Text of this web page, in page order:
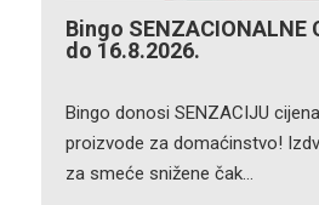
Bingo SENZACIONALNE
do 16.8.2026.
Bingo donosi SENZACIJU
proizvode za domaćinstvo!
za smeće snižene čak…